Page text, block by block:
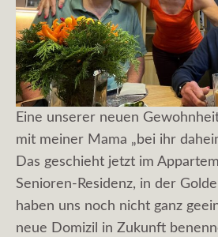
Eine unserer neuen
mit meiner Mama „bei ihr
Das geschieht jetzt im
Senioren-Residenz, in der
haben uns noch nicht ganz
neue Domizil in Zukunft